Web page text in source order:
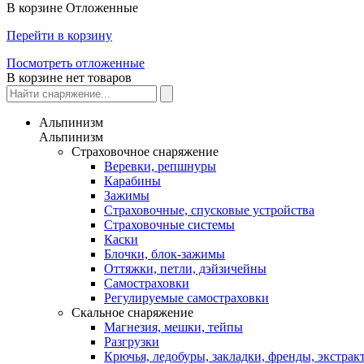
В корзине Отложенные
Перейти в корзину
Посмотреть отложенные
В корзине нет товаров
Альпинизм
Альпинизм
Страховочное снаряжение
Веревки, репшнуры
Карабины
Зажимы
Страховочные, спусковые устройства
Страховочные системы
Каски
Блочки, блок-зажимы
Оттяжки, петли, дэйзичейны
Самостраховки
Регулируемые самостраховки
Скальное снаряжение
Магнезия, мешки, тейпы
Разгрузки
Крючья, ледобуры, закладки, френды,